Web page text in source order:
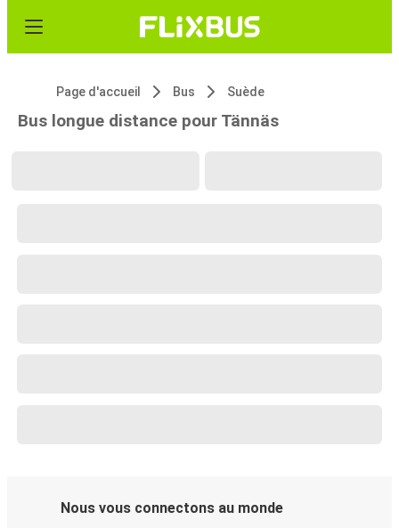
Page d'accueil Bus Suède
Bus longue distance pour Tännäs
Nous vous connectons au monde